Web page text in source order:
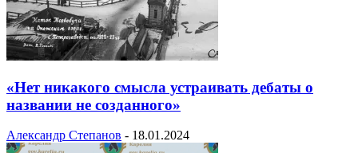
«Нет никакого смысла устраивать дебаты о
названии не созданного»
Александр Степанов - 18.01.2024